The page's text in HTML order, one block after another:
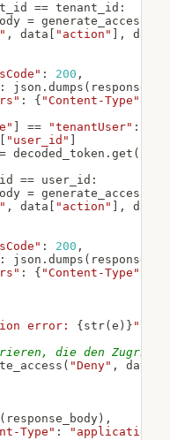
== tenant_id :
= generate_access
, data "action" , data
: 200 ,
: json . dumps (
: { "Content-Type"
== "tenantUser" :
"user_id"
= decoded_token . get (
== user_id :
= generate_access
, data "action" , data
: 200 ,
: json . dumps (
: { "Content-Type"
error: { str( e ) } "
die den Zugriff
( "Deny" , data
( response_body) ,
Type" :
"application/